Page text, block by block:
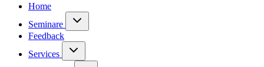
Home
Seminare
Feedback
Services